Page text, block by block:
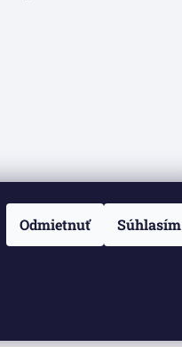
Odmietnuť Súhlasím